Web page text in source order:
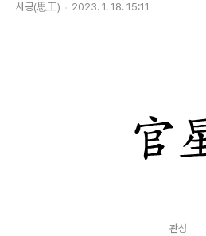
사공(思工) 2023. 1. 18. 15:11
관성